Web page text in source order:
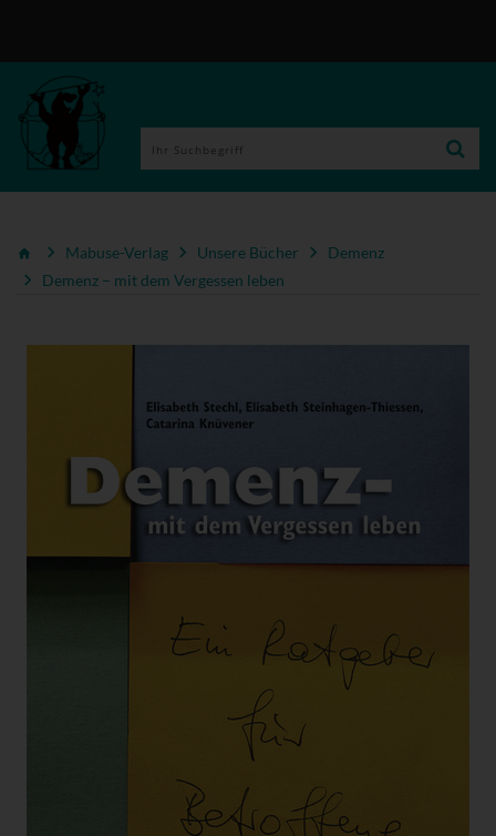
Mabuse-Verlag Unsere Bücher
Demenz
Demenz – mit dem Vergessen leben